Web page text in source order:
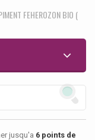
FEHEROZON BIO (
jusqu'a 6 points de